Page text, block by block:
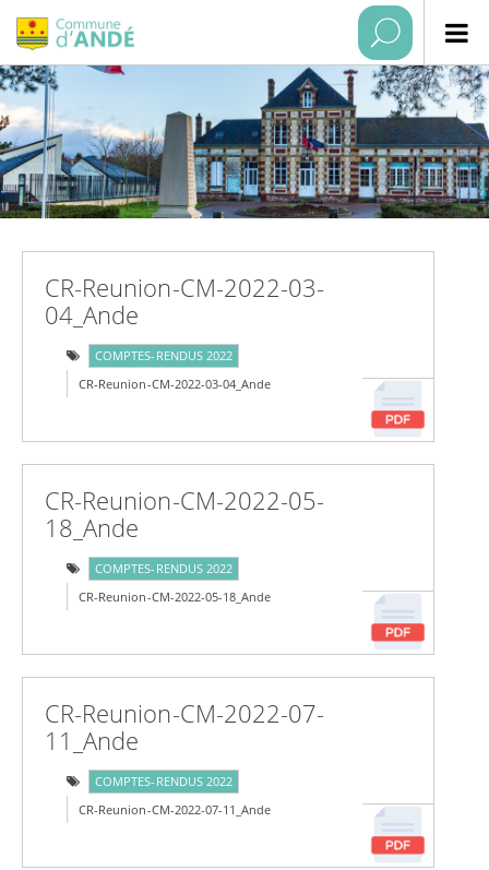
CR-Reunion-CM-2022-03-
04_Ande
COMPTES-RENDUS 2022
CR-Reunion-CM-2022-03-04_Ande
CR-Reunion-CM-2022-05-
18_Ande
COMPTES-RENDUS 2022
CR-Reunion-CM-2022-05-18_Ande
CR-Reunion-CM-2022-07-
11_Ande
COMPTES-RENDUS 2022
CR-Reunion-CM-2022-07-11_Ande